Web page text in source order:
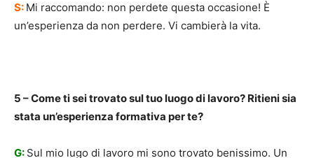
S: Mi raccomando: non perdete questa occasione! È
un’esperienza da non perdere. Vi cambierà la vita.
5 – Come ti sei trovato sul tuo luogo di lavoro? Ritieni sia
stata un’esperienza formativa per te?
G: Sul mio lugo di lavoro mi sono trovato benissimo. Un